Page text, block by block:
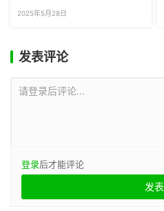
2025年5月28日
发表评论
请登录后评论...
登录后才能评论